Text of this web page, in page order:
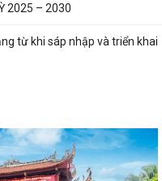
2025 – 2030
từ khi sáp nhập và triển khai
chí nguyên là lãnh đạo chủ